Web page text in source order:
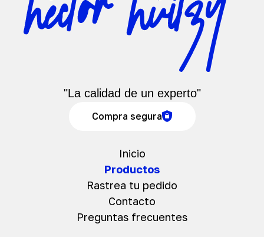
Inicio
Productos
Rastrea tu pedido
Contacto
Preguntas frecuentes
"La calidad de un experto"
Compra segura